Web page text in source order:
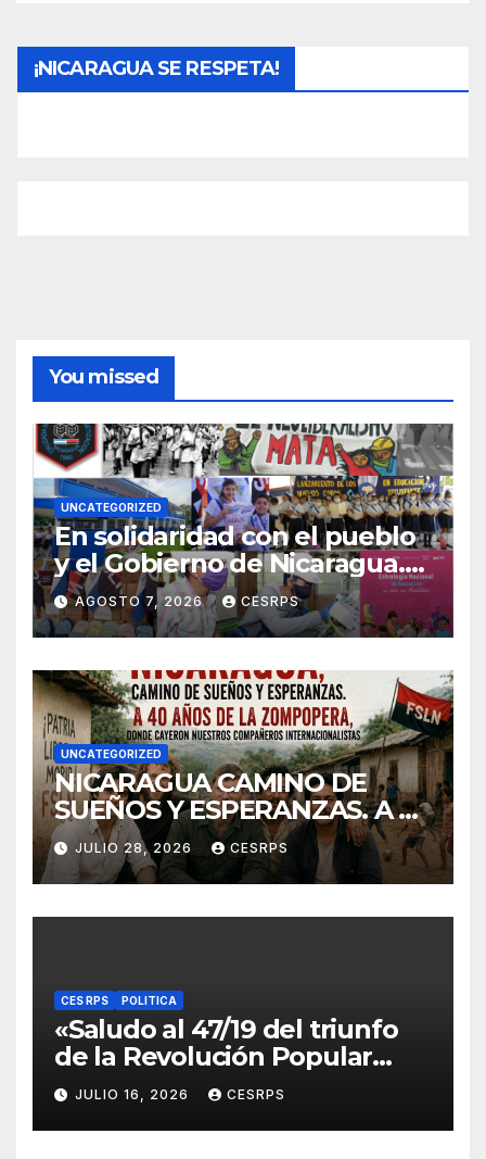
¡NICARAGUA SE RESPETA!
You missed
UNCATEGORIZED
En solidaridad con el pueblo
y el Gobierno de Nicaragua.
En defensa de su soberanía y
de su modelo de democracia
participa
AGOSTO 7, 2026 CESRPS
UNCATEGORIZED
NICARAGUA CAMINO DE
SUEÑOS Y ESPERANZAS. A 40
años de La Zompopera,
donde cayeron nuestros
compañeros
internacionalistas.
JULIO 28, 2026 CESRPS
CES RPS POLITICA
«Saludo al 47/19 del triunfo
de la Revolución Popular
Sandinista : Siempre + allá!»
JULIO 16, 2026 CESRPS